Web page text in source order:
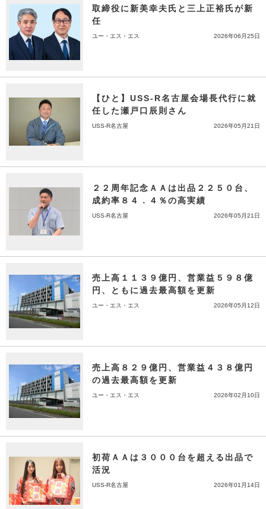
取締役に新美幸夫氏と三上正裕氏が新
任
ユー・エス・エス 2026年06月25日
【ひと】USS-R名古屋会場長代行に就
任した瀬戸口辰則さん
USS-R名古屋 2026年05月21日
２２周年記念ＡＡは出品２２５０台、
成約率８４．４％の高実績
USS-R名古屋 2026年05月21日
売上高１１３９億円、営業益５９８億
円、ともに過去最高額を更新
ユー・エス・エス 2026年05月12日
売上高８２９億円、営業益４３８億円
の過去最高額を更新
ユー・エス・エス 2026年02月10日
初荷ＡＡは３０００台を超える出品で
活況
USS-R名古屋 2026年01月14日